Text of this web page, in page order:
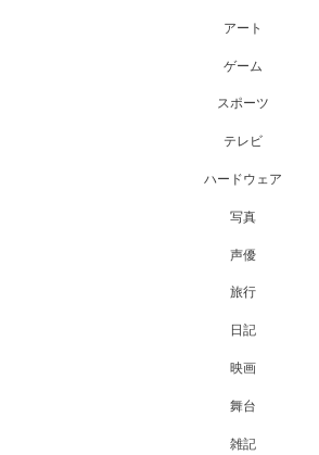
アート
ゲーム
スポーツ
テレビ
ハードウェア
写真
声優
旅行
日記
映画
舞台
雑記